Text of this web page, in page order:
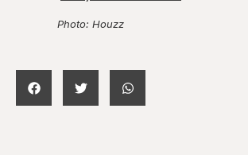
Photo: Houzz